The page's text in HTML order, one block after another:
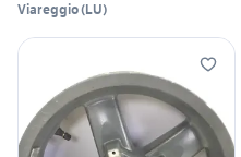
Viareggio(LU)